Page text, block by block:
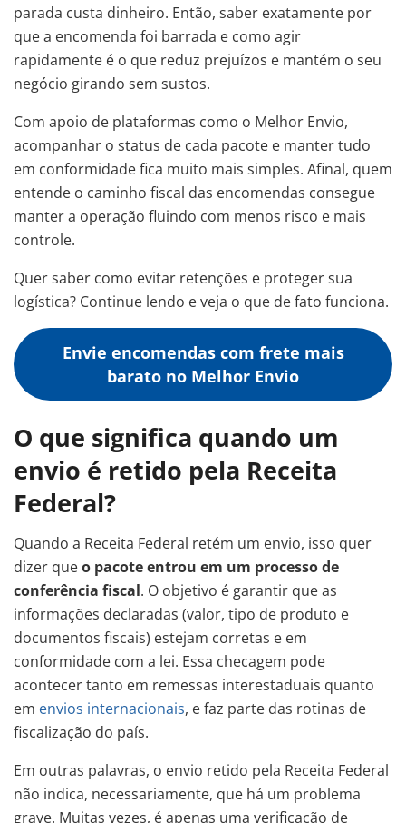
parada custa dinheiro. Então, saber exatamente por
que a encomenda foi barrada e como agir
rapidamente é o que reduz prejuízos e mantém o seu
negócio girando sem sustos.
Com apoio de plataformas como o Melhor Envio,
acompanhar o status de cada pacote e manter tudo
em conformidade fica muito mais simples. Afinal, quem
entende o caminho fiscal das encomendas consegue
manter a operação fluindo com menos risco e mais
controle.
Quer saber como evitar retenções e proteger sua
logística? Continue lendo e veja o que de fato funciona.
Envie encomendas com frete mais
barato no Melhor Envio
O que significa quando um
envio é retido pela Receita
Federal?
Quando a Receita Federal retém um envio, isso quer
dizer queo pacote entrou em um processo de
conferência fiscal. O objetivo é garantir que as
informações declaradas (valor, tipo de produto e
documentos fiscais) estejam corretas e em
conformidade com a lei. Essa checagem pode
acontecer tanto em remessas interestaduais quanto
em envios internacionais, e faz parte das rotinas de
fiscalização do país.
Em outras palavras, o envio retido pela Receita Federal
não indica, necessariamente, que há um problema
grave. Muitas vezes, é apenas uma verificação de